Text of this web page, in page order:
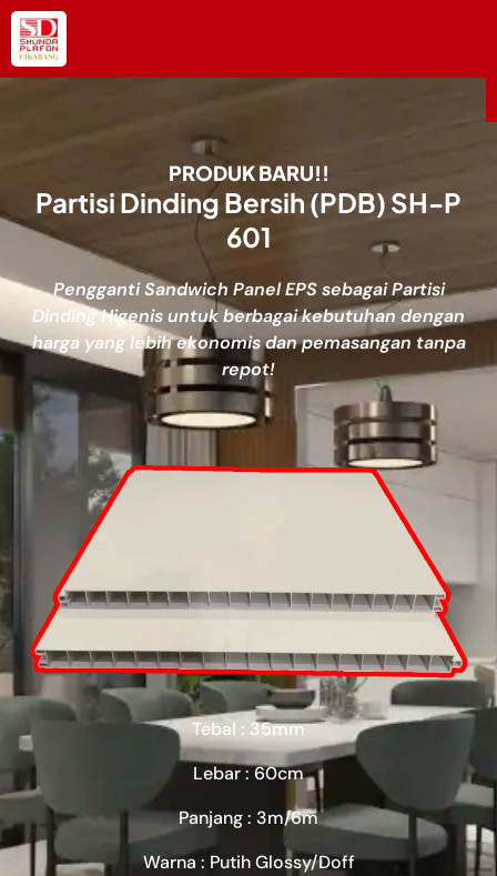
PRODUK BARU!!
Partisi Dinding Bersih (PDB) SH-P
601
Pengganti Sandwich Panel EPS sebagai Partisi
Dinding Higenis untuk berbagai kebutuhan dengan
harga yang lebih ekonomis dan pemasangan tanpa
repot!
Tebal : 35mm
Lebar : 60cm
Panjang : 3m/6m
Warna : Putih Glossy/Doff